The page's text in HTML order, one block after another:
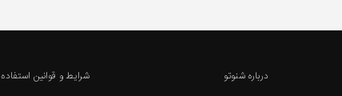
درباره شنوتو
شرایط و قوانین استفاده